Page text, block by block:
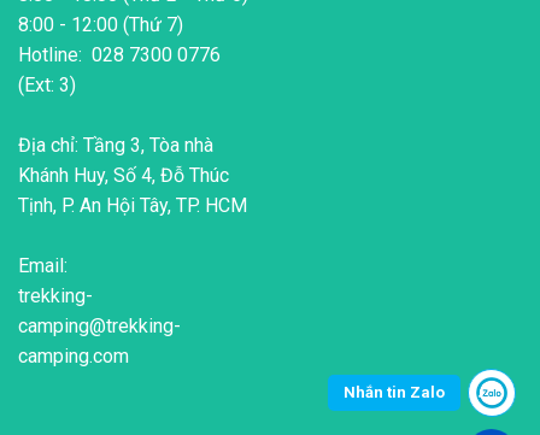
8:00 - 12:00 (Thứ 7)
Hotline: 028 7300 0776
(Ext: 3)
Địa chỉ: Tầng 3, Tòa nhà
Khánh Huy, Số 4, Đỗ Thúc
Tịnh, P. An Hội Tây, TP. HCM
Email:
trekking-
camping@trekking-
camping.com
Nhắn tin Zalo